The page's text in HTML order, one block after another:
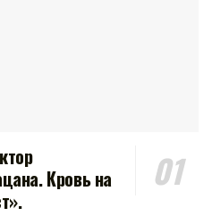
Кровь на